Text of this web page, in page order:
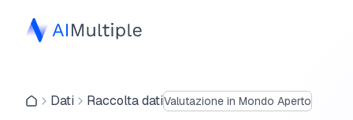
Dati Raccolta datiValutazione in Mondo Aperto